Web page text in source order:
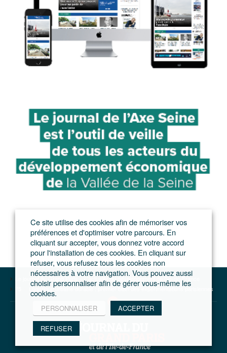
Le journal du Grand Paris – L'actualité du développement de l'Ile-de-France
Logistique urbaine durable : premier bilan des expérimentations parisiennes
Ce site utilise des cookies afin de mémoriser vos
préférences et d'optimiser votre parcours. En
cliquant sur accepter, vous donnez votre accord
pour l'installation de ces cookies. En cliquant sur
refuser, vous refusez tous les cookies non
nécessaires à votre navigation. Vous pouvez aussi
choisir personnaliser afin de gérer vous-même les
cookies.
PERSONNALISER ACCEPTER
REFUSER